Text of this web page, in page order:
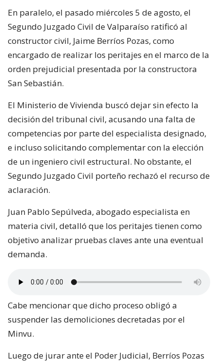
En paralelo, el pasado miércoles 5 de agosto, el
Segundo Juzgado Civil de Valparaíso ratificó al
constructor civil, Jaime Berríos Pozas, como
encargado de realizar los peritajes en el marco de la
orden prejudicial presentada por la constructora
San Sebastián.
El Ministerio de Vivienda buscó dejar sin efecto la
decisión del tribunal civil, acusando una falta de
competencias por parte del especialista designado,
e incluso solicitando complementar con la elección
de un ingeniero civil estructural. No obstante, el
Segundo Juzgado Civil porteño rechazó el recurso de
aclaración.
Juan Pablo Sepúlveda, abogado especialista en
materia civil, detalló que los peritajes tienen como
objetivo analizar pruebas claves ante una eventual
demanda.
Cabe mencionar que dicho proceso obligó a
suspender las demoliciones decretadas por el
Minvu.
Luego de jurar ante el Poder Judicial, Berríos Pozas